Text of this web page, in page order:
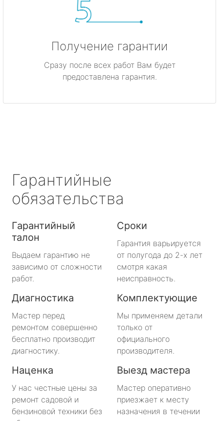
Получение гарантии
Сразу после всех работ Вам будет
предоставлена гарантия.
Гарантийные
обязательства
Гарантийный
талон
Выдаем гарантию не
зависимо от сложности
работ.
Сроки
Гарантия варьируется
от полугода до 2-х лет
смотря какая
неисправность.
Диагностика
Мастер перед
ремонтом совершенно
бесплатно производит
диагностику.
Комплектующие
Мы применяем детали
только от
официального
производителя.
Наценка
У нас честные цены за
ремонт садовой и
бензиновой техники без
Выезд мастера
Мастер оперативно
приезжает к месту
назначения в течении